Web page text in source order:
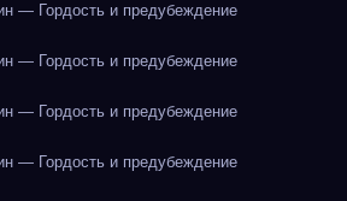
— Гордость и предубеждение
— Гордость и предубеждение
— Гордость и предубеждение
— Гордость и предубеждение